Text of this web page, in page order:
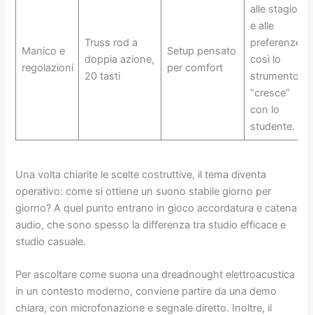
Manico e
regolazioni
Truss rod a
doppia azione,
20 tasti
Setup pensato
per comfort
alle stagioni
e alle
preferenze,
così lo
strumento
“cresce”
con lo
studente.
Una volta chiarite le scelte costruttive, il tema diventa
operativo: come si ottiene un suono stabile giorno per
giorno? A quel punto entrano in gioco accordatura e catena
audio, che sono spesso la differenza tra studio efficace e
studio casuale.
Per ascoltare come suona una dreadnought elettroacustica
in un contesto moderno, conviene partire da una demo
chiara, con microfonazione e segnale diretto. Inoltre, il